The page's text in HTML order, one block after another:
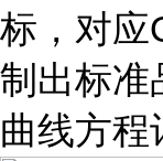
标，对应
制出标准
曲线方程